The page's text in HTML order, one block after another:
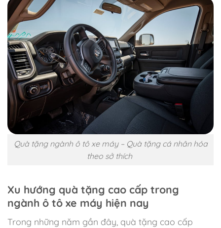
Quà tặng ngành ô tô xe máy – Quà tặng cá nhân hóa
theo sở thích
Xu hướng quà tặng cao cấp trong
ngành ô tô xe máy hiện nay
Trong những năm gần đây, quà tặng cao cấp